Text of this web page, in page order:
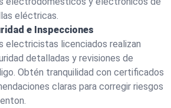
eléctricas.
e Inspecciones
electricistas licenciados realizan
detalladas y revisiones de
Obtén tranquilidad con certificados
claras para corregir riesgos